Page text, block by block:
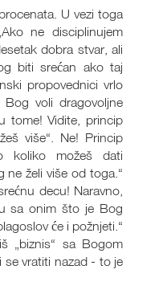
U vezi toga
ne disciplinujem
dobra stvar, ali
biti srećan ako taj
propovednici vrlo
Bog voli dragovoljne
tome! Vidite, princip
više“. Ne! Princip
koliko možeš dati
ne želi više od toga.“
decu! Naravno,
sa onim što je Bog
će i požnjeti.“
„biznis“ sa Bogom
se vratiti nazad - to je